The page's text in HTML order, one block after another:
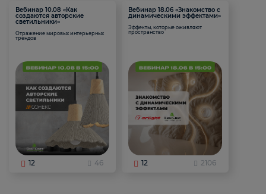
Вебинар 10.08 «Как
создаются авторские
светильники»
Отражение мировых интерьерных
трендов
12 46
Вебинар 18.06 «Знакомство с
динамическими эффектами»
Эффекты, которые оживляют
пространство
12 2106